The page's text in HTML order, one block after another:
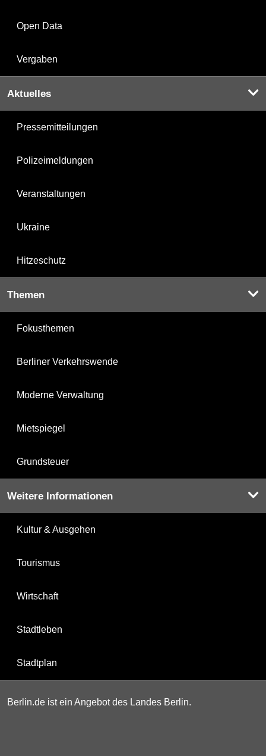
Open Data
Vergaben
Aktuelles
Pressemitteilungen
Polizeimeldungen
Veranstaltungen
Ukraine
Hitzeschutz
Themen
Fokusthemen
Berliner Verkehrswende
Moderne Verwaltung
Mietspiegel
Grundsteuer
Weitere Informationen
Kultur & Ausgehen
Tourismus
Wirtschaft
Stadtleben
Stadtplan
Berlin.de ist ein Angebot des Landes Berlin.